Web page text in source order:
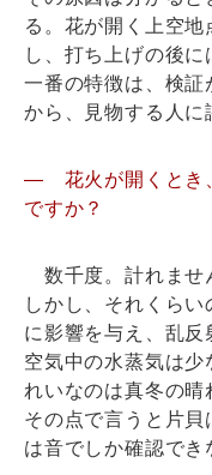
る。花が開く上空
し、打ち上げの後
一番の特徴は、検証
から、見物する人に
― 花火が開くとき
ですか？
数千度。計れませ
しかし、それくら
に影響を与え、乱反
空気中の水蒸気は少
れいなのは真冬の晴
その点で言うと片貝
は音でしか確認でき